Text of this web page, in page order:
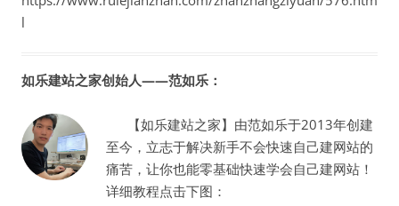
l
如乐建站之家创始人——范如乐：
【如乐建站之家】由范如乐于2013年创建
至今，立志于解决新手不会快速自己建网站的
痛苦，让你也能零基础快速学会自己建网站！
详细教程点击下图：